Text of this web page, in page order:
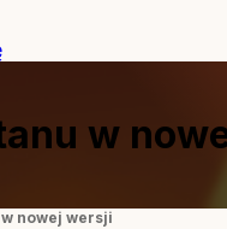
w
nowej wersji